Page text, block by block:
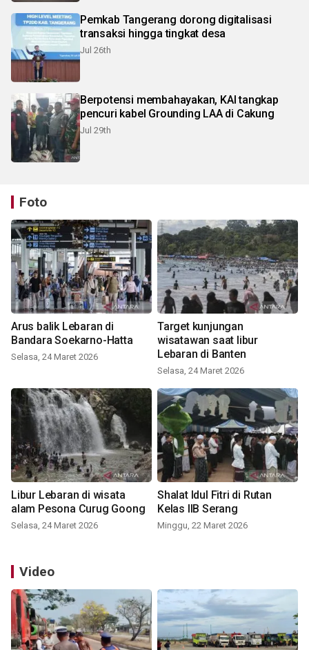
Pemkab Tangerang dorong digitalisasi
transaksi hingga tingkat desa
Jul 26th
Berpotensi membahayakan, KAI tangkap
pencuri kabel Grounding LAA di Cakung
Jul 29th
Foto
Arus balik Lebaran di
Bandara Soekarno-Hatta
Selasa, 24 Maret 2026
Target kunjungan
wisatawan saat libur
Lebaran di Banten
Selasa, 24 Maret 2026
Libur Lebaran di wisata
alam Pesona Curug Goong
Selasa, 24 Maret 2026
Shalat Idul Fitri di Rutan
Kelas IIB Serang
Minggu, 22 Maret 2026
Video